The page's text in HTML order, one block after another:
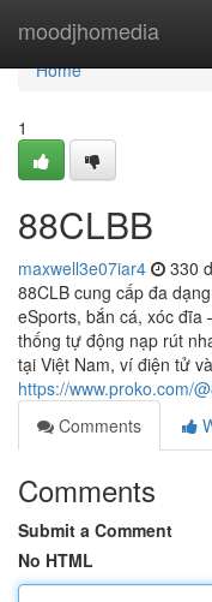
moodjhomedia
Home
Home
1
88CLBB
maxwell3e07iar4 330
88CLB cung cấp đa
eSports, bắn cá, xóc đĩa
thống tự động nạp rút
tại Việt Nam, ví điện tử
https://www.proko.com/
Comments
Comments
Submit a Comment
No HTML